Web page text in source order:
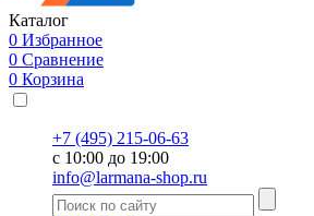
Каталог
0 Избранное
0 Сравнение
0 Корзина
+7 (495) 215-06-63
с 10:00 до 19:00
info@larmana-shop.ru